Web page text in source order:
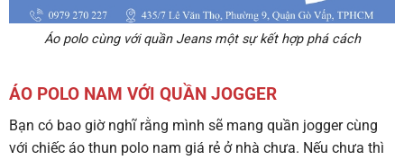
Áo polo cùng với quần Jeans một sự kết hợp phá cách
ÁO POLO NAM VỚI QUẦN JOGGER
Bạn có bao giờ nghĩ rằng mình sẽ mang quần jogger cùng
với chiếc áo thun polo nam giá rẻ ở nhà chưa. Nếu chưa thì